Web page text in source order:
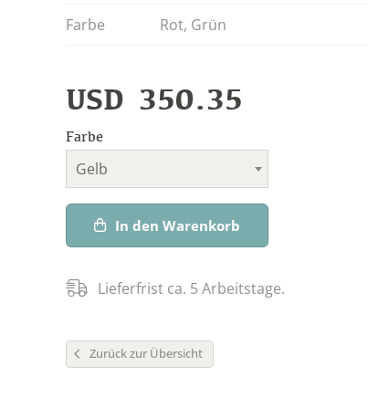
Farbe Rot, Grün
USD 350.35
Farbe
Gelb
In den Warenkorb
Lieferfrist ca. 5 Arbeitstage.
Zurück zur Übersicht